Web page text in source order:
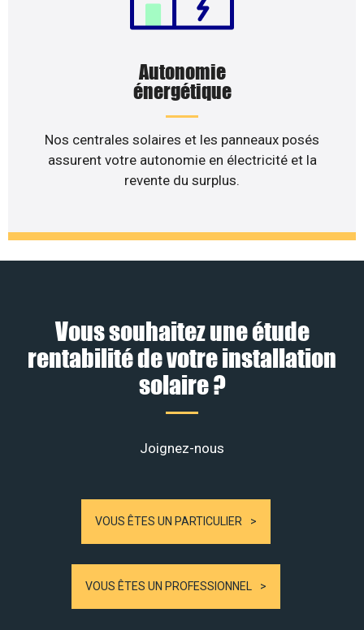
Autonomie
énergétique
Nos centrales solaires et les panneaux posés
assurent votre autonomie en électricité et la
revente du surplus.
Vous souhaitez une étude
rentabilité de votre installation
solaire ?
Joignez-nous
VOUS ÊTES UN PARTICULIER
VOUS ÊTES UN PROFESSIONNEL